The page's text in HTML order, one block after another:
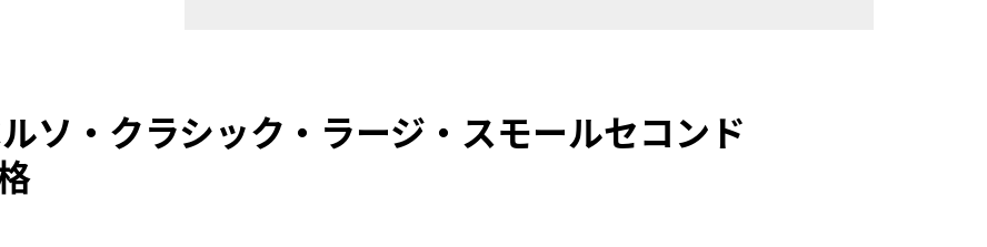
ソ・クラシック・ラージ・スモールセコンド